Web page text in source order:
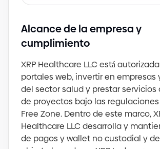
Alcance de la empresa y
cumplimiento
XRP Healthcare LLC está
portales web, invertir en empresas
del sector salud y prestar servicios
de proyectos bajo las
Free Zone. Dentro de este marco,
Healthcare LLC desarrolla y
de pagos y wallet no custodial y